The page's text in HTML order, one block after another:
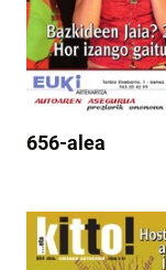
656-alea